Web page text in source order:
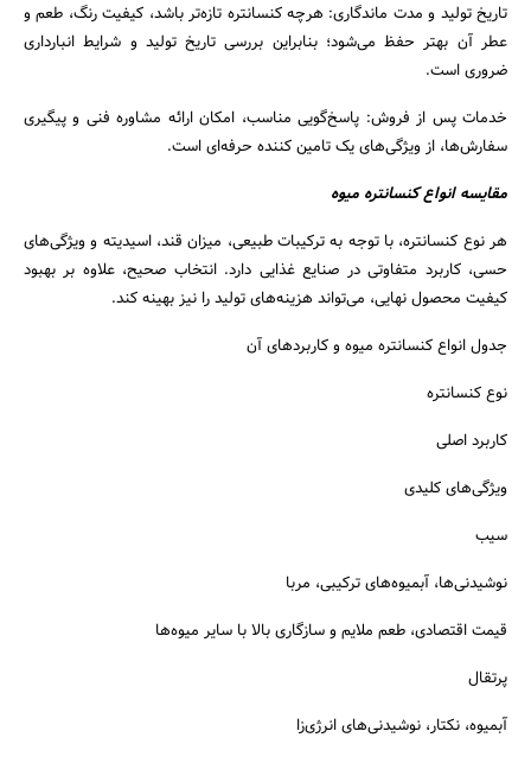
تاریخ تولید و مدت ماندگاری: هرچه کنسانتره تازه‌تر باشد، کیفیت رنگ، طعم و
عطر آن بهتر حفظ می‌شود؛ بنابراین بررسی تاریخ تولید و شرایط انبارداری
ضروری است.
خدمات پس از فروش: پاسخ‌گویی مناسب، امکان ارائه مشاوره فنی و پیگیری
سفارش‌ها، از ویژگی‌های یک تامین‌ کننده حرفه‌ای است.
مقایسه انواع کنسانتره میوه
هر نوع کنسانتره، با توجه به ترکیبات طبیعی، میزان قند، اسیدیته و ویژگی‌های
حسی، کاربرد متفاوتی در صنایع غذایی دارد. انتخاب صحیح، علاوه بر بهبود
کیفیت محصول نهایی، می‌تواند هزینه‌های تولید را نیز بهینه کند.
جدول انواع کنسانتره میوه و کاربردهای آن
نوع کنسانتره
کاربرد اصلی
ویژگی‌های کلیدی
سیب
نوشیدنی‌ها، آبمیوه‌های ترکیبی، مربا
قیمت اقتصادی، طعم ملایم و سازگاری بالا با سایر میوه‌ها
پرتقال
آبمیوه، نکتار، نوشیدنی‌های انرژی‌زا